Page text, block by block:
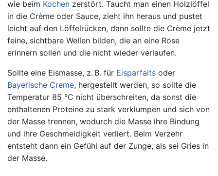
wie beim Kochen zerstört. Taucht man einen Holzlöffel
in die Crème oder Sauce, zieht ihn heraus und pustet
leicht auf den Löffelrücken, dann sollte die Crème jetzt
feine, sichtbare Wellen bilden, die an eine Rose
erinnern sollen und die nicht wieder verlaufen.
Sollte eine Eismasse, z. B. für Eisparfaits oder
Bayerische Creme, hergestellt werden, so sollte die
Temperatur 85 °C nicht überschreiten, da sonst die
enthaltenen Proteine zu stark verklumpen und sich von
der Masse trennen, wodurch die Masse ihre Bindung
und ihre Geschmeidigkeit verliert. Beim Verzehr
entsteht dann ein Gefühl auf der Zunge, als sei Gries in
der Masse.